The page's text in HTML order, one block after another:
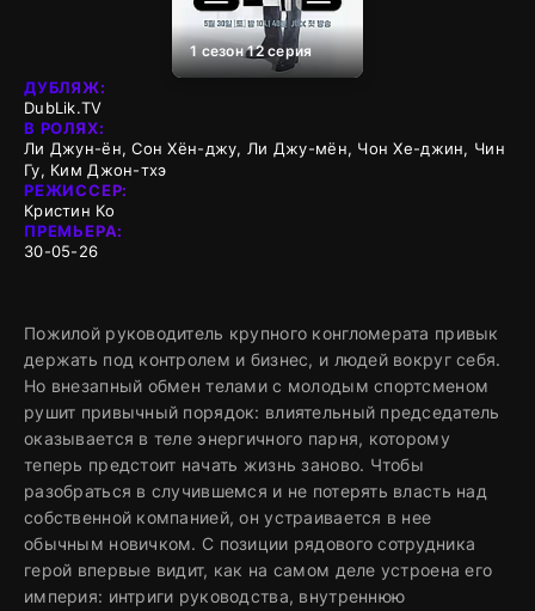
1 сезон 12 серия
ДУБЛЯЖ:
DubLik.TV
В РОЛЯХ:
Ли Джун-ён, Сон Хён-джу, Ли Джу-мён, Чон Хе-джин, Чин
Гу, Ким Джон-тхэ
РЕЖИССЕР:
Кристин Ко
ПРЕМЬЕРА:
30-05-26
Пожилой руководитель крупного конгломерата привык
держать под контролем и бизнес, и людей вокруг себя.
Но внезапный обмен телами с молодым спортсменом
рушит привычный порядок: влиятельный председатель
оказывается в теле энергичного парня, которому
теперь предстоит начать жизнь заново. Чтобы
разобраться в случившемся и не потерять власть над
собственной компанией, он устраивается в нее
обычным новичком. С позиции рядового сотрудника
герой впервые видит, как на самом деле устроена его
империя: интриги руководства, внутреннюю